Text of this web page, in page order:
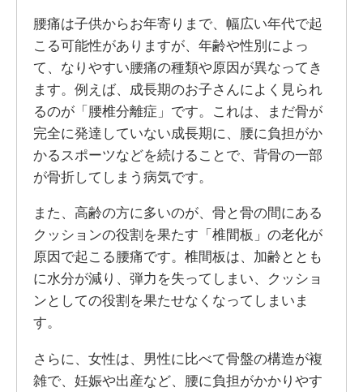
腰痛は子供からお年寄りまで、幅広い年代で起
こる可能性がありますが、年齢や性別によっ
て、なりやすい腰痛の種類や原因が異なってき
ます。例えば、成長期のお子さんによく見られ
るのが「腰椎分離症」です。これは、まだ骨が
完全に発達していない成長期に、腰に負担がか
かるスポーツなどを続けることで、背骨の一部
が骨折してしまう病気です。
また、高齢の方に多いのが、骨と骨の間にある
クッションの役割を果たす「椎間板」の老化が
原因で起こる腰痛です。椎間板は、加齢ととも
に水分が減り、弾力を失ってしまい、クッショ
ンとしての役割を果たせなくなってしまいま
す。
さらに、女性は、男性に比べて骨盤の構造が複
雑で、妊娠や出産など、腰に負担がかかりやす